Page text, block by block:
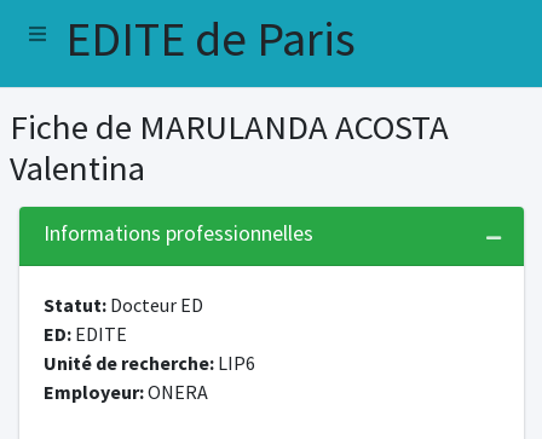
EDITE de Paris
Fiche de MARULANDA ACOSTA
Valentina
Informations professionnelles
Statut: Docteur ED
ED: EDITE
Unité de recherche: LIP6
Employeur:ONERA